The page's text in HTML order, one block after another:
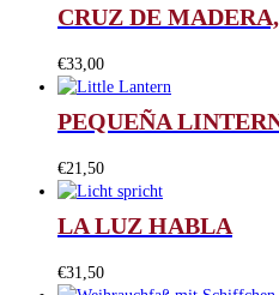
CRUZ DE
€33,00
PEQUEÑA
€21,50
LA LUZ HABLA
€31,50